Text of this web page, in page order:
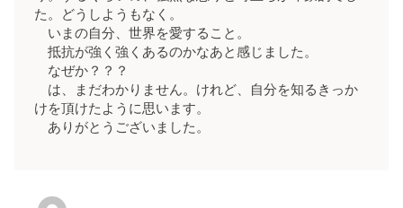
た。どうしようもなく。
いまの自分、世界を愛すること。
抵抗が強く強くあるのかなあと感じました。
なぜか？？？
は、まだわかりません。けれど、自分を知るきっか
けを頂けたように思います。
ありがとうございました。